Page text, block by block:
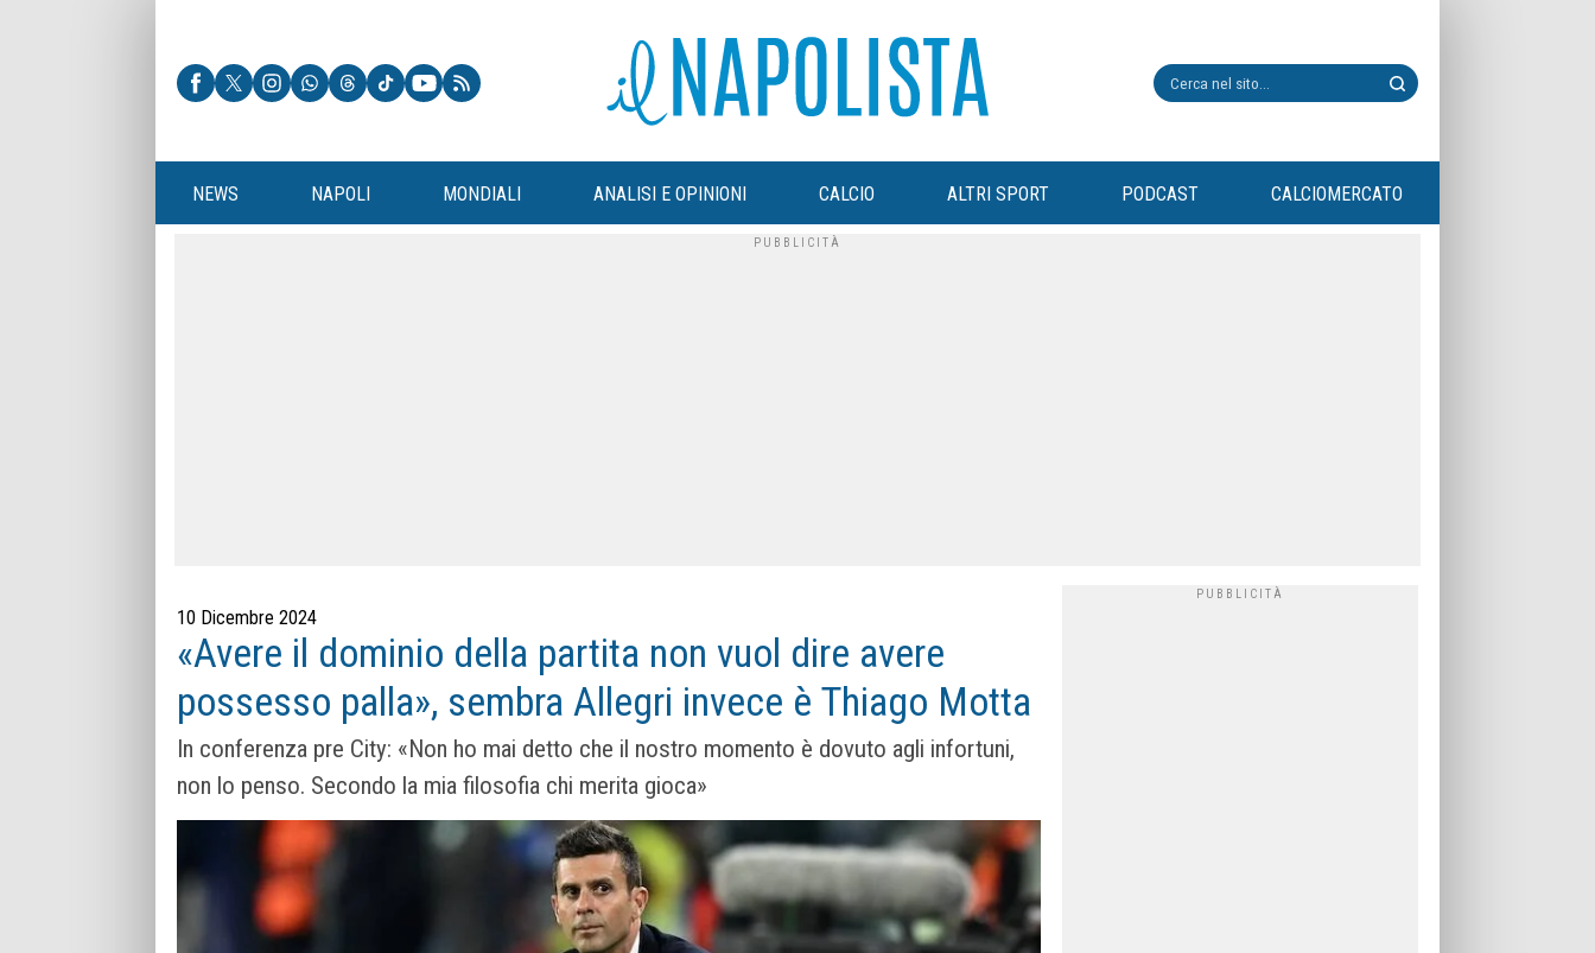
NEWS NAPOLI MONDIALI ANALISI E OPINIONI CALCIO ALTRI SPORT PODCAST CALCIOMERCATO
10 Dicembre 2024
«Avere il dominio della partita non vuol dire avere
possesso palla», sembra Allegri invece è Thiago Motta
In conferenza pre City: «Non ho mai detto che il nostro momento è dovuto agli infortuni,
non lo penso. Secondo la mia filosofia chi merita gioca»